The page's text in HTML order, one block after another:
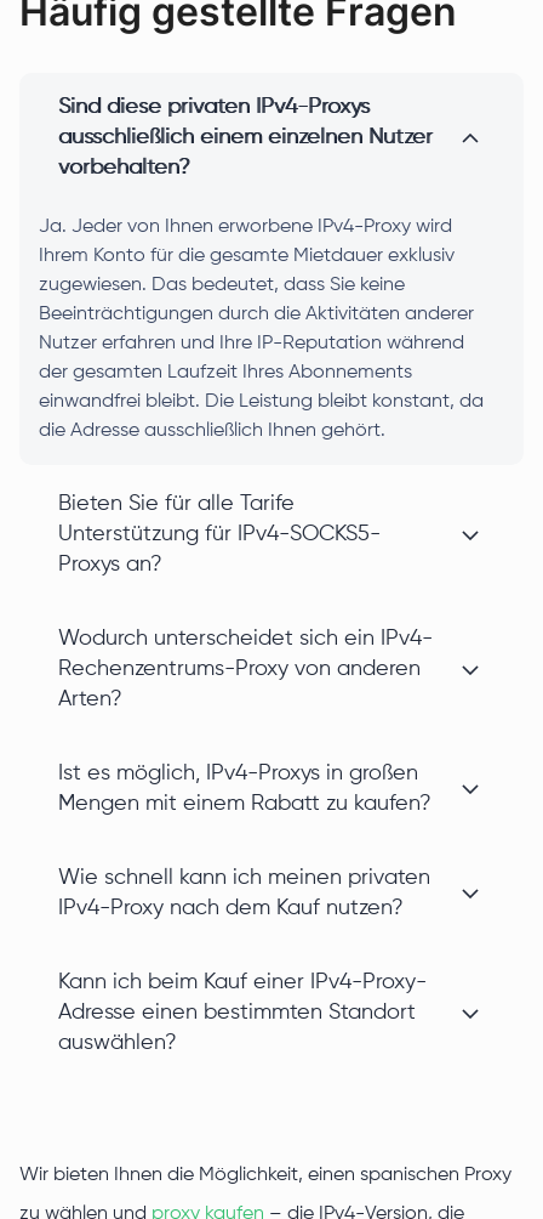
Häufig gestellte Fragen
Sind diese privaten IPv4-Proxys
ausschließlich einem einzelnen Nutzer
vorbehalten?
Ja. Jeder von Ihnen erworbene IPv4-Proxy wird
Ihrem Konto für die gesamte Mietdauer exklusiv
zugewiesen. Das bedeutet, dass Sie keine
Beeinträchtigungen durch die Aktivitäten anderer
Nutzer erfahren und Ihre IP-Reputation während
der gesamten Laufzeit Ihres Abonnements
einwandfrei bleibt. Die Leistung bleibt konstant, da
die Adresse ausschließlich Ihnen gehört.
Bieten Sie für alle Tarife
Unterstützung für IPv4-SOCKS5-
Proxys an?
Wodurch unterscheidet sich ein IPv4-
Rechenzentrums-Proxy von anderen
Arten?
Ist es möglich, IPv4-Proxys in großen
Mengen mit einem Rabatt zu kaufen?
Wie schnell kann ich meinen privaten
IPv4-Proxy nach dem Kauf nutzen?
Kann ich beim Kauf einer IPv4-Proxy-
Adresse einen bestimmten Standort
auswählen?
Wir bieten Ihnen die Möglichkeit, einen spanischen Proxy
zu wählen und proxy kaufen – die IPv4-Version, die